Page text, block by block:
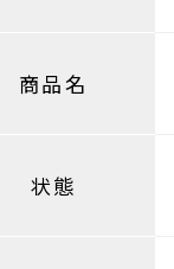
商品名
状態